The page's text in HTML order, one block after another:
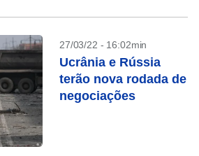
27/03/22 - 16:02min
Ucrânia e Rússia
terão nova rodada de
negociações